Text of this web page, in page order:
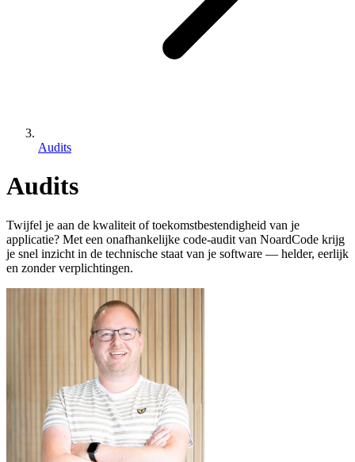
Audits
Audits
Twijfel je aan de kwaliteit of toekomstbestendigheid van je
applicatie? Met een onafhankelijke code-audit van NoardCode krijg
je snel inzicht in de technische staat van je software — helder, eerlijk
en zonder verplichtingen.